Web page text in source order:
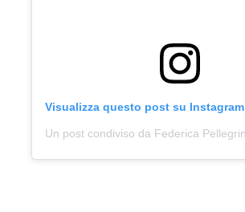
Visualizza questo post su Instagram